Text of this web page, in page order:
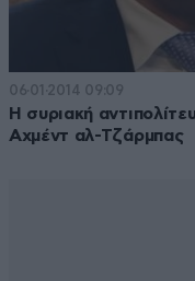
06·01·2014 09:09
Η συριακή
Αχμέντ αλ-Τζάρμπας